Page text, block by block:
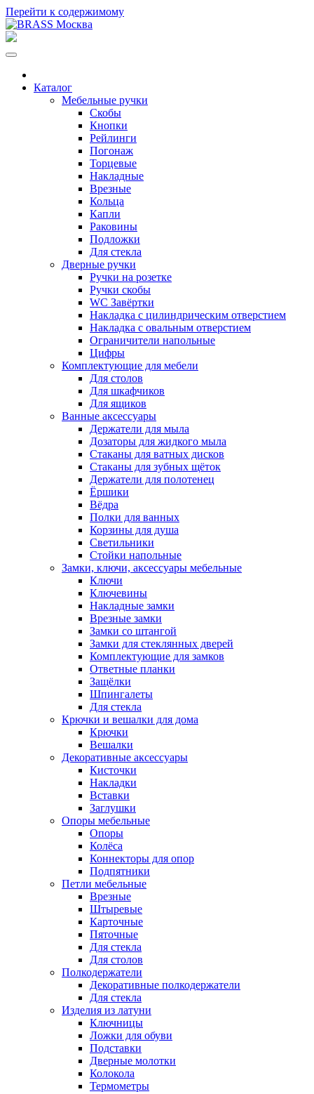
Перейти к содержимому
Каталог
Мебельные ручки
Скобы
Кнопки
Рейлинги
Погонаж
Торцевые
Накладные
Врезные
Кольца
Капли
Раковины
Подложки
Для стекла
Дверные ручки
Ручки на розетке
Ручки скобы
WC Завёртки
Накладка с цилиндрическим отверстием
Накладка с овальным отверстием
Ограничители напольные
Цифры
Комплектующие для мебели
Для столов
Для шкафчиков
Для ящиков
Ванные аксессуары
Держатели для мыла
Дозаторы для жидкого мыла
Стаканы для ватных дисков
Стаканы для зубных щёток
Держатели для полотенец
Ёршики
Вёдра
Полки для ванных
Корзины для душа
Светильники
Стойки напольные
Замки, ключи, аксессуары мебельные
Ключи
Ключевины
Накладные замки
Врезные замки
Замки со штангой
Замки для стеклянных дверей
Комплектующие для замков
Ответные планки
Защёлки
Шпингалеты
Для стекла
Крючки и вешалки для дома
Крючки
Вешалки
Декоративные аксессуары
Кисточки
Накладки
Вставки
Заглушки
Опоры мебельные
Опоры
Колёса
Коннекторы для опор
Подпятники
Петли мебельные
Врезные
Штыревые
Карточные
Пяточные
Для стекла
Для столов
Полкодержатели
Декоративные полкодержатели
Для стекла
Изделия из латуни
Ключницы
Ложки для обуви
Подставки
Дверные молотки
Колокола
Термометры